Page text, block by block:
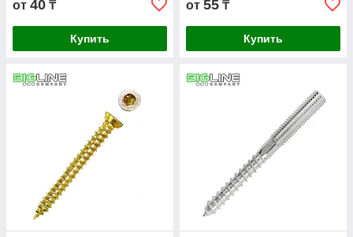
от 40 ₸
Купить
от 55 ₸
Купить